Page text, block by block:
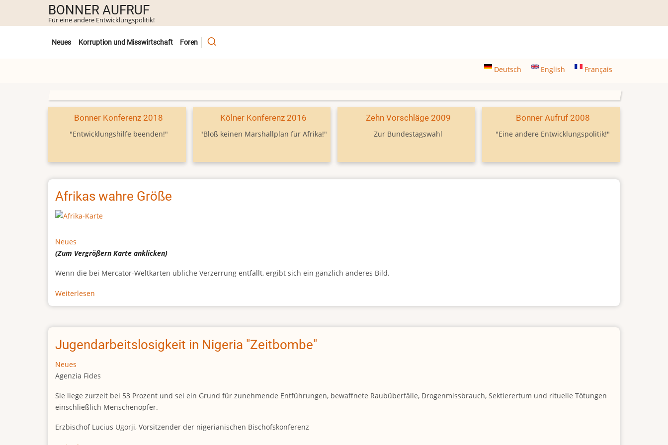
Inhalt
BONNER AUFRUF
Für eine andere Entwicklungspolitik!
Untermenü
Neues Korruption und Misswirtschaft Foren
Deutsch English Français
Bonner Konferenz 2018
"Entwicklungshilfe beenden!"
Kölner Konferenz 2016
"Bloß keinen Marshallplan für Afrika!"
Zehn Vorschläge 2009
Zur Bundestagswahl
Bonner Aufruf 2008
"Eine andere Entwicklungspolitik!"
Afrikas wahre Größe
Neues
(Zum VergrößernKarte anklicken)
Wenn die bei Mercator-Weltkarten übliche Verzerrung entfällt, ergibt sich ein gänzlich anderes Bild.
Weiterlesen
Afrikas
Größe
Jugendarbeitslosigkeit in Nigeria "Zeitbombe"
Neues
Agenzia Fides
Sie liege zurzeit bei 53 Prozent und sei ein Grund für zunehmende Entführungen, bewaffnete Raubüberfälle, Drogenmissbrauch, Sektierertum und rituelle Tötungen
einschließlich Menschenopfer.
Erzbischof Lucius Ugorji, Vorsitzender der nigerianischen Bischofskonferenz